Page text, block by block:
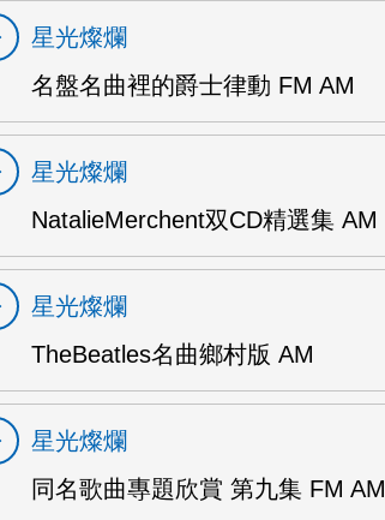
星光燦爛
名盤名曲裡的爵士律動 FM AM
星光燦爛
NatalieMerchent双CD精選集 AM
星光燦爛
TheBeatles名曲鄉村版 AM
星光燦爛
同名歌曲專題欣賞 第九集 FM AM